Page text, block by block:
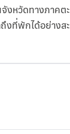
หวัดทางภาค
งที่พักได้อย่างส